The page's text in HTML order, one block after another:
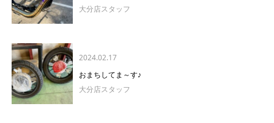
大分店スタッフ
2024.02.17
おまちしてま～す♪
大分店スタッフ